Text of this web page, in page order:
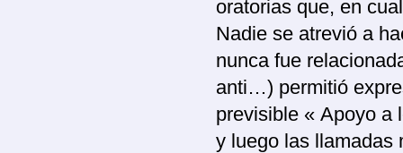
oratorias que, en
Nadie se atrevió a
nunca fue
anti…) permitió
previsible « Apoyo a
y luego las llamadas